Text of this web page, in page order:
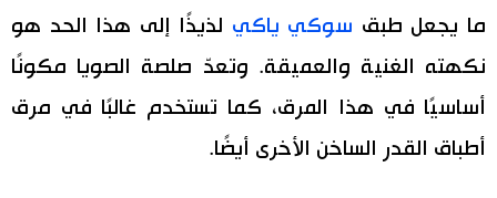
ما يجعل طبق سوكي ياكي لذيذًا إلى هذا الحد هو
نكهته الغنية والعميقة. وتعدّ صلصة الصويا مكونًا
أساسيًا في هذا المرق، كما تستخدم غالبًا في مرق
أطباق القدر الساخن الأخرى أيضًا.